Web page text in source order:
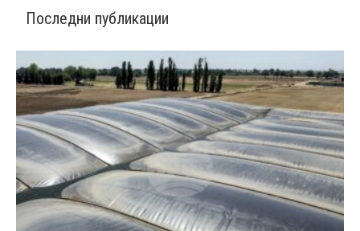
Последни публикации